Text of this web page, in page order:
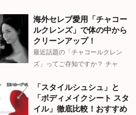
海外セレブ愛用「チャコー
ルクレンズ」で体の中から
クリーンアップ！
最近話題の「チャコールクレン
ズ」ってご存知ですか？ チャ
「スタイルシュシュ」と
「ボディメイクシート スタ
イル」徹底比較！おすすめ